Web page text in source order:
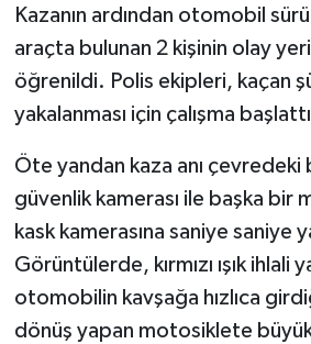
Kazanın ardından otomobil
araçta bulunan 2 kişinin olay
öğrenildi. Polis ekipleri, kaçan
yakalanması için çalışma
Öte yandan kaza anı çevredeki
güvenlik kamerası ile başka bir
kask kamerasına saniye saniye
Görüntülerde, kırmızı ışık ihlali
otomobilin kavşağa hızlıca
dönüş yapan motosiklete büyük